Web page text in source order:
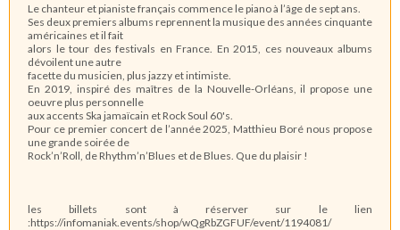
Le chanteur et pianiste français commence le piano à l’âge de sept ans.
Ses deux premiers albums reprennent la musique des années cinquante
américaines et il fait
alors le tour des festivals en France. En 2015, ces nouveaux albums
dévoilent une autre
facette du musicien, plus jazzy et intimiste.
En 2019, inspiré des maîtres de la Nouvelle-Orléans, il propose une
oeuvre plus personnelle
aux accents Ska jamaïcain et Rock Soul 60's.
Pour ce premier concert de l’année 2025, Matthieu Boré nous propose
une grande soirée de
Rock’n’Roll, de Rhythm’n’Blues et de Blues. Que du plaisir !
les billets sont à réserver sur le lien
:https://infomaniak.events/shop/wQgRbZGFUF/event/1194081/